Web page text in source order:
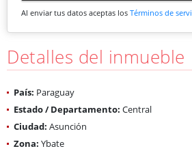
Al enviar tus datos aceptas los Términos de
Detalles del inmueble
País: Paraguay
Estado / Departamento: Central
Ciudad: Asunción
Zona: Ybate